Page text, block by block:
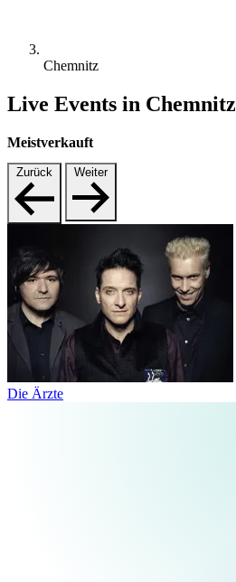
Chemnitz
Live Events in Chemnitz
Meistverkauft
Zurück Weiter
Die Ärzte